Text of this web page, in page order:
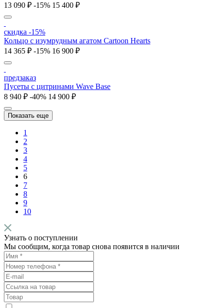
13 090 ₽ -15% 15 400 ₽
скидка -15%
Кольцо c изумрудным агатом Cartoon Hearts
14 365 ₽ -15% 16 900 ₽
предзаказ
Пусеты с цитринами Wave Base
8 940 ₽ -40% 14 900 ₽
Показать еще
1
2
3
4
5
6
7
8
9
10
Узнать о поступлении
Мы сообщим, когда товар снова появится в наличии